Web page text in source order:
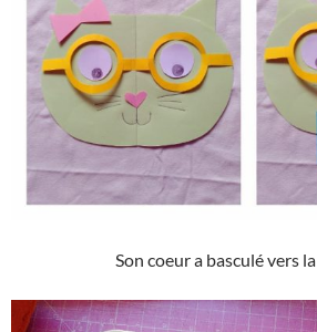
Son coeur a basculé vers